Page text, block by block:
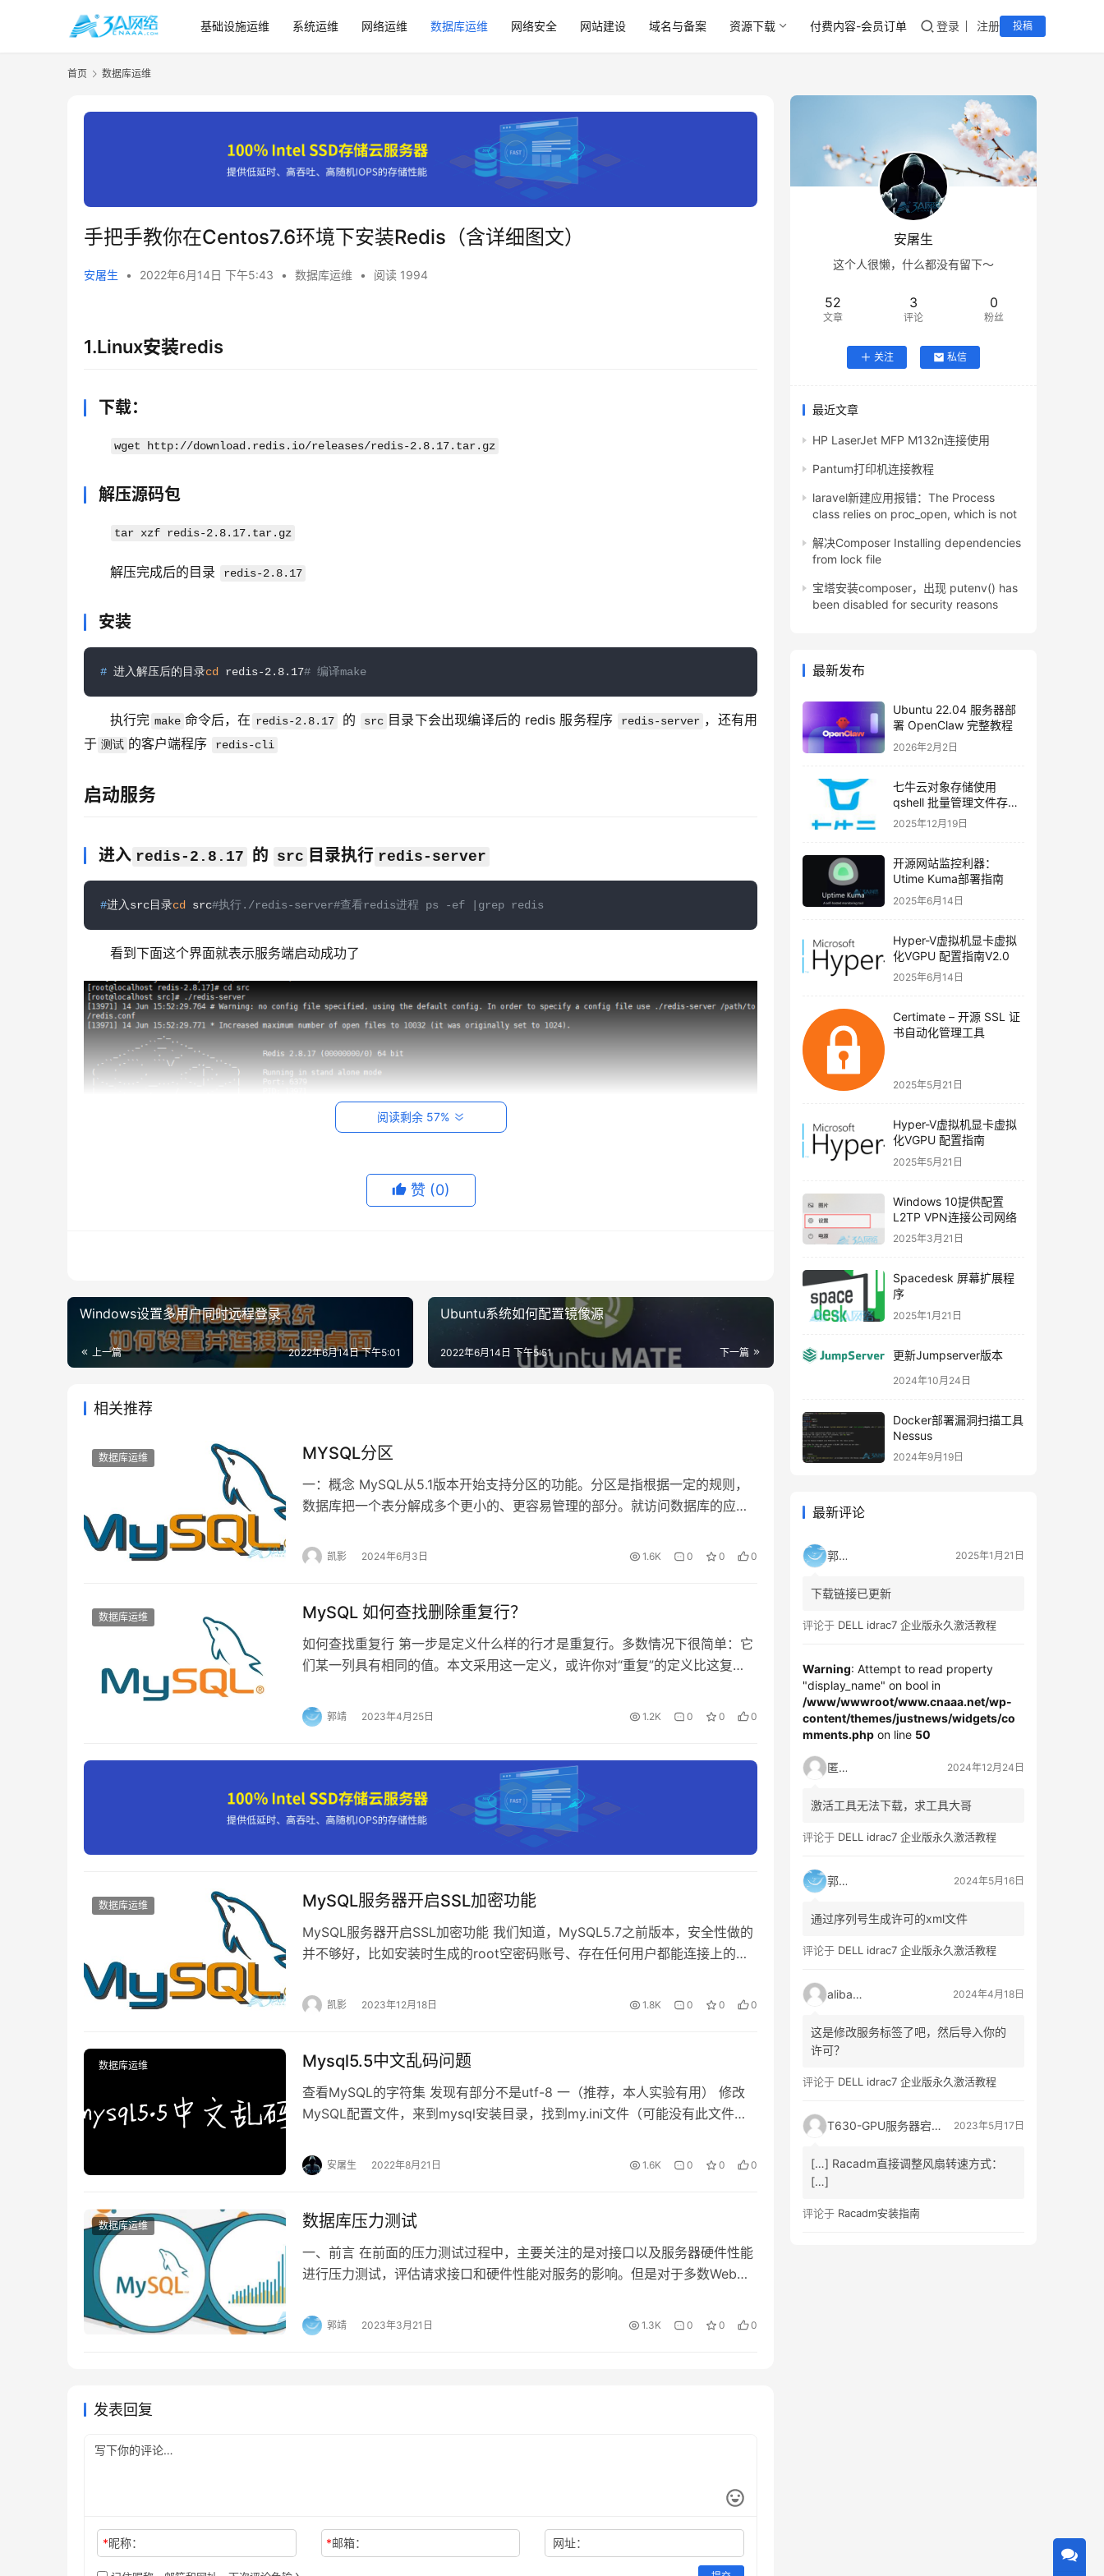
基础设施运维 系统运维 网络运维 数据库运维 网络安全 网站建设 域名与备案 资源下载 付费内容-会员订单 登录 注册 投稿
首页 数据库运维
手把手教你在Centos7.6环境下安装Redis（含详细图文）
安屠生 • 2022年6月14日 下午5:43 • 数据库运维 • 阅读 1994
1.Linux安装redis
下载：
wget http://download.redis.io/releases/redis-2.8.17.tar.gz
解压源码包
tar xzf redis-2.8.17.tar.gz
解压完成后的目录 redis-2.8.17
安装
# 进入解压后的目录cd redis-2.8.17# 编译make
执行完 make 命令后，在 redis-2.8.17 的 src 目录下会出现编译后的 redis 服务程序 redis-server ，还有用
于 测试 的客户端程序 redis-cli
启动服务
进入 redis-2.8.17 的 src 目录执行 redis-server
#进入src目录cd src#执行./redis-server#查看redis进程 ps -ef |grep redis
看到下面这个界面就表示服务端启动成功了
./redis-server ../redis.conf
此时就能在后端启动服务
停止服务
进程的方式 kill -9 pid
阅读剩余 57%
文章来源： https://www.cnaaa.net ，转载请注明出处：https://www.cnaaa.net/archives/4678
赞 (0)
Windows设置多用户同时远程登录
上一篇 2022年6月14日 下午5:01
Ubuntu系统如何配置镜像源
下一篇
2022年6月14日 下午5:51
相关推荐
数据库运维 MYSQL分区
一：概念 MySQL从5.1版本开始支持分区的功能。分区是指根据一定的规则，
数据库把一个表分解成多个更小的、更容易管理的部分。就访问数据库的应用
区对象组成，每个分区都是一个独立的对象，可以独自处理，可以作为表的一
凯影 2024年6月3日 1.6K 0 0 0
数据库运维 MySQL 如何查找删除重复行？
如何查找重复行 第一步是定义什么样的行才是重复行。多数情况下很简单：它
们某一列具有相同的值。本文采用这一定义，或许你对“重复”的定义比这复
相同的值，因此如何我将他们当做重复行，这里有一查询语句可以查找。查询
语句使用GROUP BY子句把具有相同字段值的行归为一组，然后计算组的大
郭靖 2023年4月25日 1.2K 0 0 0
数据库运维 MySQL服务器开启SSL加密功能
MySQL服务器开启SSL加密功能 我们知道，MySQL5.7之前版本，安全性做的
并不够好，比如安装时生成的root空密码账号、存在任何用户都能连接上的
一修复。与此同时，MySQL 5.7版本还提供了更为简单SSL安全访问配置，且
凯影 2023年12月18日 1.8K 0 0 0
数据库运维 Mysql5.5中文乱码问题
查看MySQL的字符集 发现有部分不是utf-8 一（推荐，本人实验有用） 修改
MySQL配置文件，来到mysql安装目录，找到my.ini文件（可能没有此文件，
地方增加配置 第一个 第二个 第三个 若没有my.ini文件，则添加一个，内容
为： 注意！！！ 记得重启mysql服务 …
安屠生 2022年8月21日 1.6K 0 0 0
数据库运维 数据库压力测试
一、前言 在前面的压力测试过程中，主要关注的是对接口以及服务器硬件性能
进行压力测试，评估请求接口和硬件性能对服务的影响。但是对于多数Web应
例如网络带宽、负载均衡节点、应用服务器（包括CPU、内存、硬盘、连接数
等）、缓存，都很容易通过水平的扩展（俗称加机器）来实现性能的提高。而
郭靖 2023年3月21日 1.3K 0 0 0
发表回复
*昵称： *邮箱： 网址：
安屠生
这个人很懒，什么都没有留下～
52
文章
3
评论
0
粉丝
关注 私信
最近文章
HP LaserJet MFP M132n连接使用
Pantum打印机连接教程
laravel新建应用报错：The Process
class relies on proc_open, which is not
解决Composer Installing dependencies
from lock file
宝塔安装composer，出现 putenv() has
been disabled for security reasons
最新发布
Ubuntu 22.04 服务器部
署 OpenClaw 完整教程
2026年2月2日
七牛云对象存储使用
qshell 批量管理文件存储
类型（实战教程）
2025年12月19日
开源网站监控利器：
Utime Kuma部署指南
2025年6月14日
Hyper-V虚拟机显卡虚拟
化VGPU 配置指南V2.0
2025年6月14日
Certimate – 开源 SSL 证
书自动化管理工具
2025年5月21日
Hyper-V虚拟机显卡虚拟
化VGPU 配置指南
2025年5月21日
Windows 10提供配置
L2TP VPN连接公司网络
2025年3月21日
Spacedesk 屏幕扩展程
序
2025年1月21日
更新Jumpserver版本
2024年10月24日
Docker部署漏洞扫描工具
Nessus
2024年9月19日
最新评论
郭靖 2025年1月21日
下载链接已更新
评论于 DELL idrac7 企业版永久激活教程
Warning: Attempt to read property
"display_name" on bool in
/www/wwwroot/www.cnaaa.net/wp-
content/themes/justnews/widgets/co
mments.php on line 50
匿名 2024年12月24日
激活工具无法下载，求工具大哥
评论于 DELL idrac7 企业版永久激活教程
郭靖 2024年5月16日
通过序列号生成许可的xml文件
评论于 DELL idrac7 企业版永久激活教程
alibaba 2024年4月18日
这是修改服务标签了吧，然后导入你的
许可？
评论于 DELL idrac7 企业版永久激活教程
T630-GPU服务器宕机、自动重启日志记录_3A网络资讯门户 2023年5月17日
[…] Racadm直接调整风扇转速方式：
[…]
评论于 Racadm安装指南